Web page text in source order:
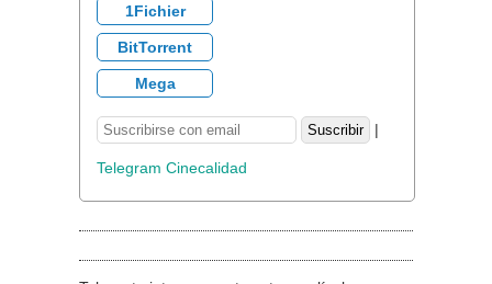
1Fichier
BitTorrent
Mega
|
Telegram Cinecalidad